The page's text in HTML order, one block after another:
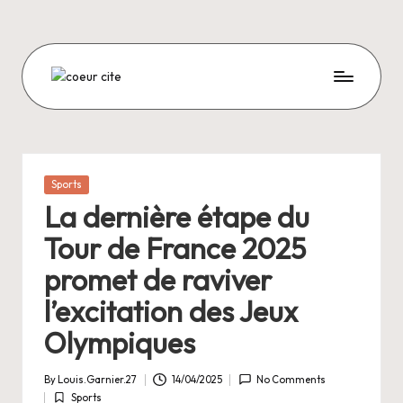
content
C
E
U
R
C
I
T
E
Posted
Sports
La dernière étape du
Tour de France 2025
promet de raviver
l’excitation des Jeux
Olympiques
Posted
By Louis.Garnier.27 14/04/2025 No Comments
Sports